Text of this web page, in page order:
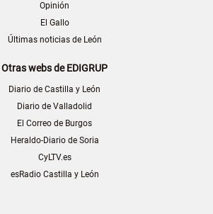
Opinión
El Gallo
Últimas noticias de León
Otras webs de EDIGRUP
Diario de Castilla y León
Diario de Valladolid
El Correo de Burgos
Heraldo-Diario de Soria
CyLTV.es
esRadio Castilla y León